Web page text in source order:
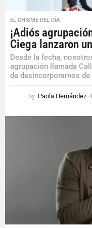
EL CHISME DEL DÍA
¡Adiós
Ciega lanzaron
Desde la fecha,
agrupación llamada
de desincorporarnos
by Paola Hernández